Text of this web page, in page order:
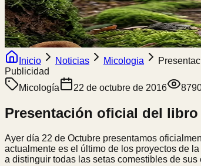
Inicio Noticias Micologia
Publicidad
Micología
22 de octubre de 2016
Presentación oficial del
Ayer día 22 de Octubre presentamos
actualmente es el último de los proyectos de
a distinguir todas las setas comestibles de